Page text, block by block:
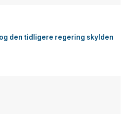
den tidligere regering skylden